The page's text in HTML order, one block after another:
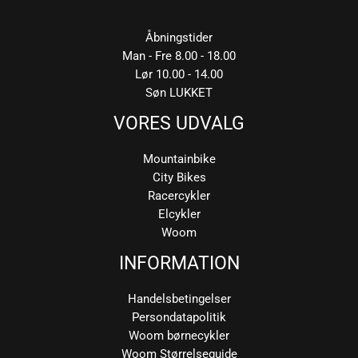
Åbningstider
Man - Fre 8.00 - 18.00
Lør 10.00 - 14.00
Søn LUKKET
VORES UDVALG
Mountainbike
City Bikes
Racercykler
Elcykler
Woom
INFORMATION
Handelsbetingelser
Persondatapolitik
Woom børnecykler
Woom Størrelseguide